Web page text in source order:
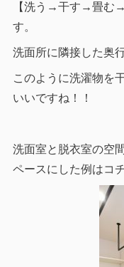
【洗う→干す→畳む
す。
洗面所に隣接した奥
このように洗濯物を
いいですね！！
洗面室と脱衣室の空
ペースにした例はコ